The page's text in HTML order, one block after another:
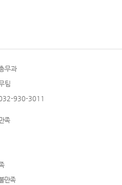
무과
팀
930-3011
족
만족